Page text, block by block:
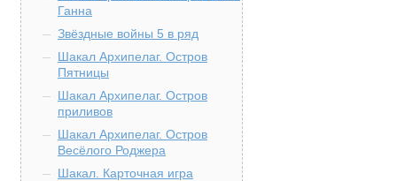
Ганна
Звёздные войны 5 в ряд
Шакал Архипелаг. Остров
Пятницы
Шакал Архипелаг. Остров
приливов
Шакал Архипелаг. Остров
Весёлого Роджера
Шакал. Карточная игра